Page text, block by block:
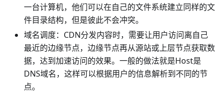
一台计算机，他们可以在自己的文件系统建立同样的文
件目录结构，但是彼此不会冲突。
域名调度：CDN分发内容时，需要让用户访问离自己
最近的边缘节点，边缘节点再从源站或上层节点获取数
据，达到加速访问的效果。一般的做法就是Host是
DNS域名，这样可以根据用户的信息解析到不同的节
点。